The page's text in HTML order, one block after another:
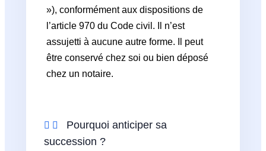
»), conformément aux dispositions de
l’article 970 du Code civil. Il n’est
assujetti à aucune autre forme. Il peut
être conservé chez soi ou bien déposé
chez un notaire.
Pourquoi anticiper sa
succession ?